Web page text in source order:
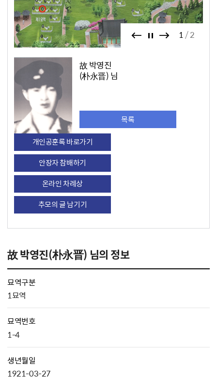
1 2
故 박영진
(朴永晋) 님
개인공훈록 바로가기
안장자 참배하기
온라인 차례상
추모의 글 남기기
목록
故 박영진(朴永晋) 님의 정보
묘역구분
1묘역
묘역번호
1-4
생년월일
1921-03-27